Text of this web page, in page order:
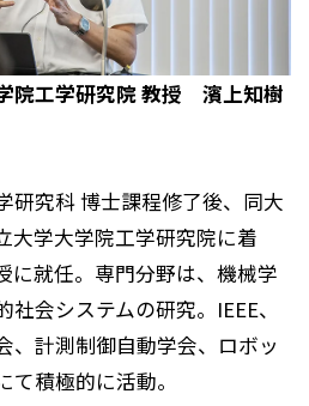
院工学研究院 教授 濱上知樹
研究科 博士課程修了後、同大
大学大学院工学研究院に着
に就任。専門分野は、機械学
会システムの研究。IEEE、
、計測制御自動学会、ロボッ
て積極的に活動。